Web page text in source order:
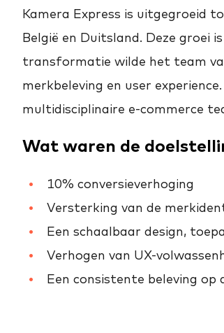
Kamera Express is uitgegroeid
België en Duitsland. Deze groei
transformatie wilde het team
merkbeleving en user
multidisciplinaire e-commerce
Wat waren de
10% conversieverhoging
Versterking van de
Een schaalbaar design,
Verhogen van UX-
Een consistente beleving op